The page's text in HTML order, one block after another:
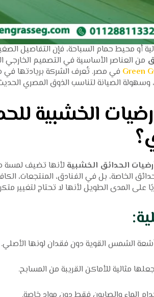
أو محيط حمام السباحة، فإن التفاصيل
من العناصر الأساسية في التصميم الخارجي
في مصر. تُعرف الشركة بريادتها في
وسهولة الصيانة لتناسب الذوق المصري
الخشبية
الحدائق الخشبية لأنها تضيف لمسة
الخاصة، بل في الفنادق، المنتجعات،
على المدى الطويل لأنها لا تحتاج لتغيير
وأشعة الشمس القوية دون فقدان لونها الأصلي.
مثالية للأماكن القريبة من المسابح.